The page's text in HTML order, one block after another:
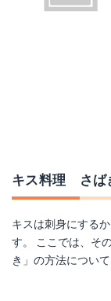
キス料理 さば
キスは刺身にする
す。 ここでは、そ
き」の方法について